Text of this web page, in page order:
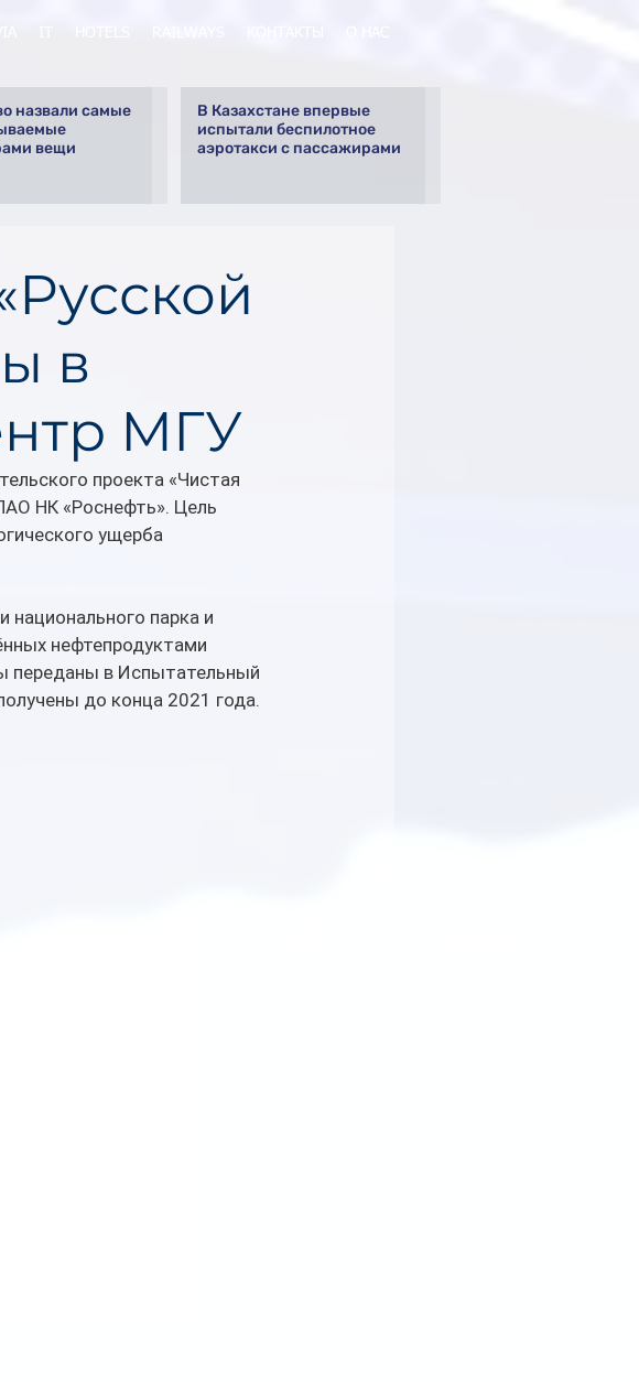
назвали самые
вещи
В Казахстане впервые
испытали беспилотное
аэротакси с пассажирами
в
МГУ
проекта «Чистая
НК «Роснефть». Цель
ущерба
парка и
нефтепродуктами
переданы в Испытательный
до конца 2021 года.